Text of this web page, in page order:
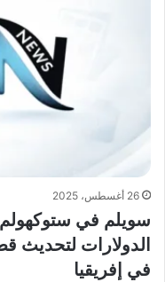
26 أغسطس، 2025
سويلم في
الدولارات لتحديث
في إفريقيا